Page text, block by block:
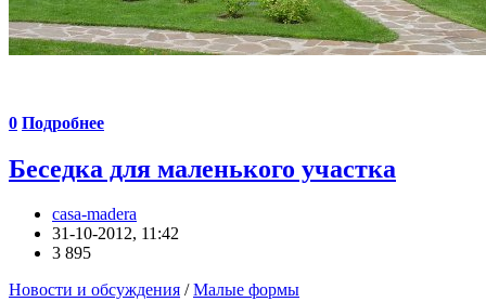
0 Подробнее
Беседка для маленького участка
casa-madera
31-10-2012, 11:42
3 895
Новости и обсуждения /Малые формы